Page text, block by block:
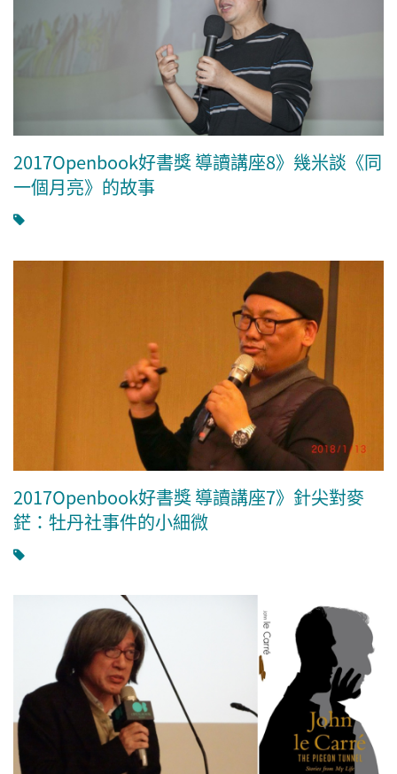
2017Openbook好書獎 導讀講座8》幾米談《同
一個月亮》的故事
2017Openbook好書獎 導讀講座7》針尖對麥
鋩：牡丹社事件的小細微